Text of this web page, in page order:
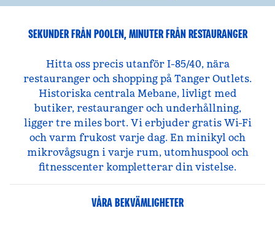
SEKUNDER FRÅN POOLEN, MINUTER FRÅN RESTAURANGER
Hitta oss precis utanför I-85/40, nära
restauranger och shopping på Tanger Outlets.
Historiska centrala Mebane, livligt med
butiker, restauranger och underhållning,
ligger tre miles bort. Vi erbjuder gratis Wi-Fi
och varm frukost varje dag. En minikyl och
mikrovågsugn i varje rum, utomhuspool och
fitnesscenter kompletterar din vistelse.
VÅRA BEKVÄMLIGHETER